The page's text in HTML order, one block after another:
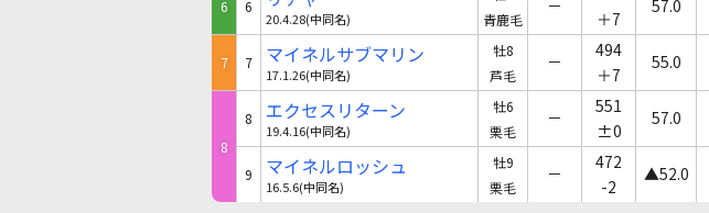
6 6
20.4.28(中同名)
青鹿毛
－
＋7
57.0
7 7 マイネルサブマリン
17.1.26(中同名)
牡8
芦毛
－
494
＋7
55.0
8
8 エクセスリターン
19.4.16(中同名)
牡6
栗毛
－
551
±0
57.0
9 マイネルロッシュ
16.5.6(中同名)
牡9
栗毛
－
472
-2
▲52.0